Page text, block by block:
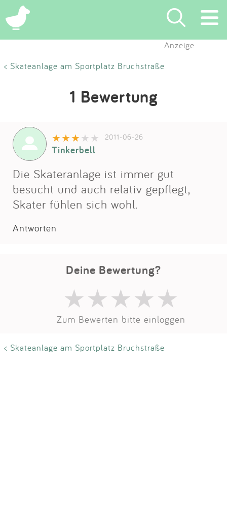
Suchen
Eintragen
Partner
Kontakt
Anmelden
Anzeige
< Skateanlage am Sportplatz Bruchstraße
1 Bewertung
2011-06-26
Tinkerbell
Die Skateranlage ist immer gut
besucht und auch relativ gepflegt,
Skater fühlen sich wohl.
Antworten
Deine Bewertung?
Zum Bewerten bitte einloggen
< Skateanlage am Sportplatz Bruchstraße